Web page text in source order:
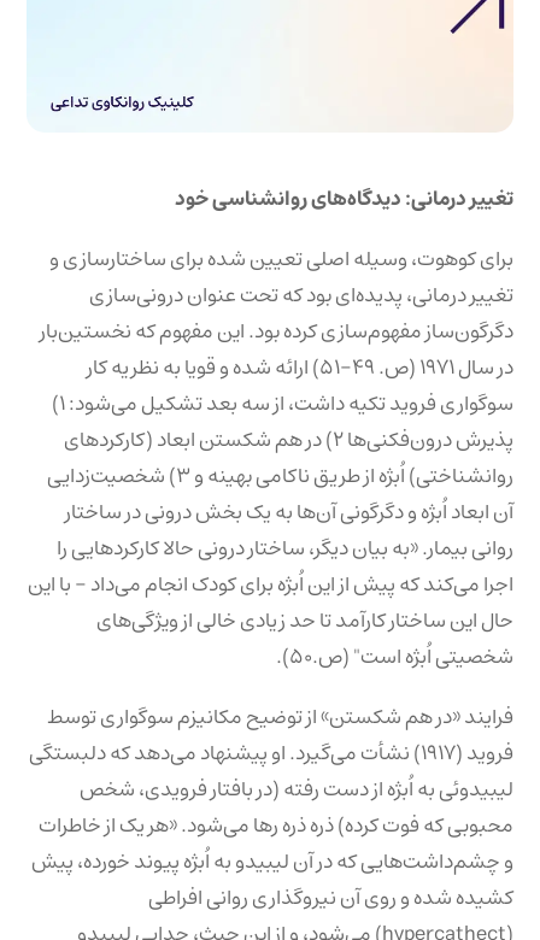
تغییر درمانی: دیدگاه‌های روانشناسی خود
برای کوهوت، وسیله اصلی تعیین شده برای ساختارسازی و
تغییر درمانی، پدیده‌ای بود که تحت عنوان درونی‌سازی
دگرگون‌ساز مفهوم‌سازی کرده بود. این مفهوم که نخستین‌بار
در سال ۱۹۷۱ (ص. ۴۹-۵۱) ارائه شده و قویا به نظریه کار
سوگواری فروید تکیه داشت، از سه بعد تشکیل می‌شود: ۱)
پذیرش درون‌فکنی‌ها ۲) در هم شکستن ابعاد (کارکردهای
روانشناختی) اُبژه از طریق ناکامی بهینه و ۳) شخصیت‌زدایی
آن ابعاد اُبژه و دگرگونی آن‌ها به یک بخش درونی در ساختار
روانی بیمار. «به بیان دیگر، ساختار درونی حالا کارکردهایی را
اجرا می‌کند که پیش از این اُبژه برای کودک انجام می‌داد - با این
حال این ساختار کارآمد تا حد زیادی خالی از ویژگی‌های
شخصیتی اُبژه است" (ص.۵۰).
فرایند «در هم شکستن» از توضیح مکانیزم سوگواری توسط
فروید (۱۹۱۷) نشأت می‌گیرد. او پیشنهاد می‌دهد که دلبستگی
لیبیدوئی به اُبژه از دست رفته (در بافتار فرویدی، شخص
محبوبی که فوت کرده) ذره ذره رها می‌شود. «هر یک از خاطرات
و چشم‌داشت‌هایی که در آن لیبیدو به اُبژه پیوند خورده، پیش
کشیده شده و روی آن نیرو‌گذاری روانی افراطی